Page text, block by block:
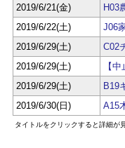
2019/6/21(金)
H03
2019/6/22(土)
J06
2019/6/29(土)
C02
2019/6/29(土)
【
2019/6/29(土)
B19
2019/6/30(日)
A15
タイトルをクリックすると詳細が